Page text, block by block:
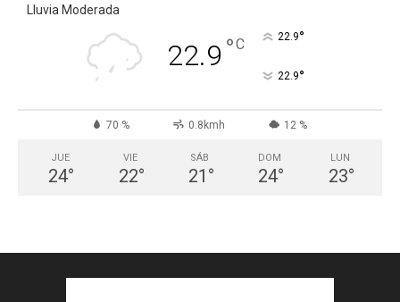
Lluvia Moderada
22.9 °C 22.9°
22.9°
70 % 0.8kmh 12 %
JUE
24°
VIE
22°
SÁB
21 °
DOM
24°
LUN
23°